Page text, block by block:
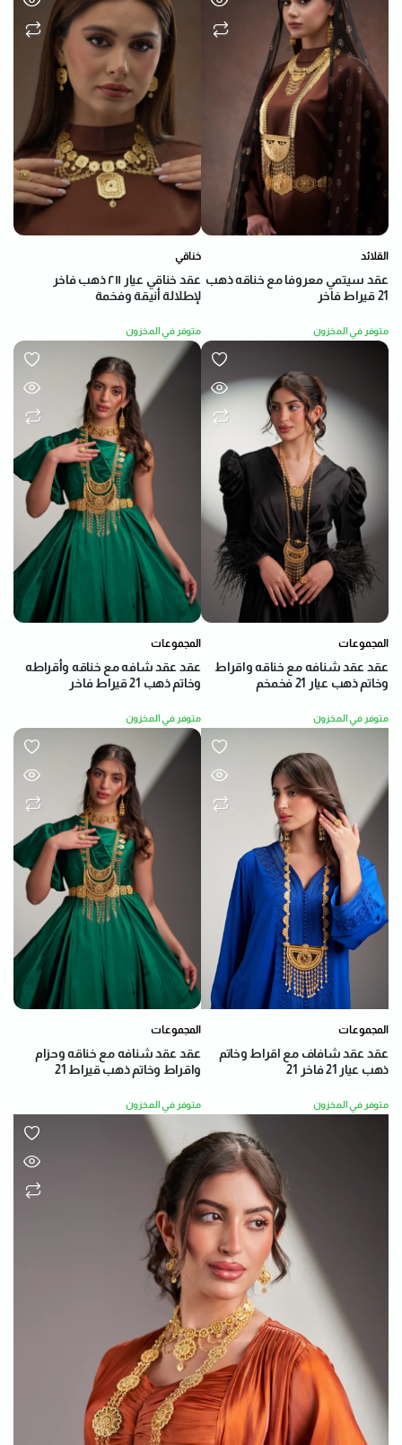
خناقي
عقد خناقي عيار ٢١١ ذهب فاخر
لإطلالة أنيقة وفخمة
متوفر في المخزون
القلائد
عقد سيتمي معروفا مع خناقه ذهب
21 قيراط فاخر
متوفر في المخزون
المجموعات
عقد عقد شافه مع خناقه وأقراطه
وخاتم ذهب 21 قيراط فاخر
متوفر في المخزون
المجموعات
عقد عقد شنافه مع خناقه واقراط
وخاتم ذهب عيار 21 فخمخم
متوفر في المخزون
المجموعات
عقد عقد شنافه مع خناقه وحزام
واقراط وخاتم ذهب قيراط 21
متوفر في المخزون
المجموعات
عقد عقد شافاف مع اقراط وخاتم
ذهب عيار 21 فاخر 21
متوفر في المخزون